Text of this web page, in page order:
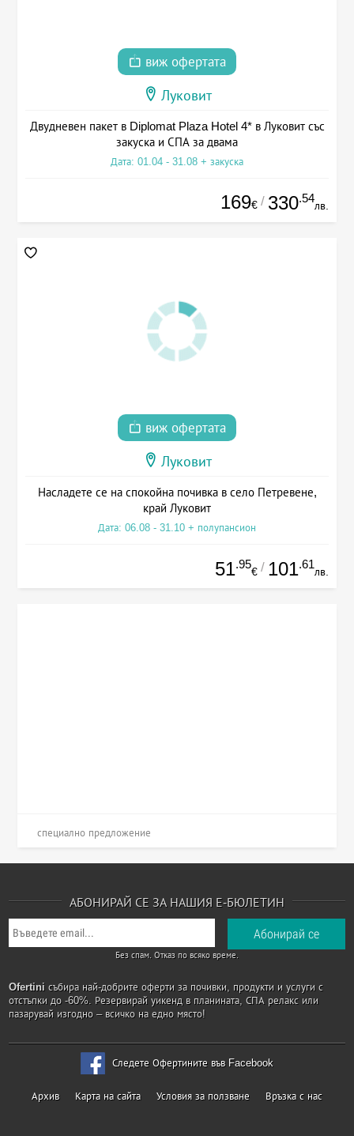
виж офертата
Луковит
Двудневен пакет в Diplomat Plaza Hotel 4* в Луковит със
закуска и СПА за двама
Дата: 01.04 - 31.08 + закуска
169€ / 330.54
лв.
виж офертата
Луковит
Насладете се на спокойна почивка в село Петревене,
край Луковит
Дата: 06.08 - 31.10 + полупансион
51.95
€ / 101.61
лв.
специално предложение
АБОНИРАЙ СЕ ЗА НАШИЯ Е-БЮЛЕТИН
Без спам. Отказ по всяко време.
Ofertini събира най-добрите оферти за почивки, продукти и услуги с
отстъпки до -60%. Резервирай уикенд в планината, СПА релакс или
пазарувай изгодно – всичко на едно място!
Следете Офертините във Facebook
Архив Карта на сайта Условия за ползване Връзка с нас